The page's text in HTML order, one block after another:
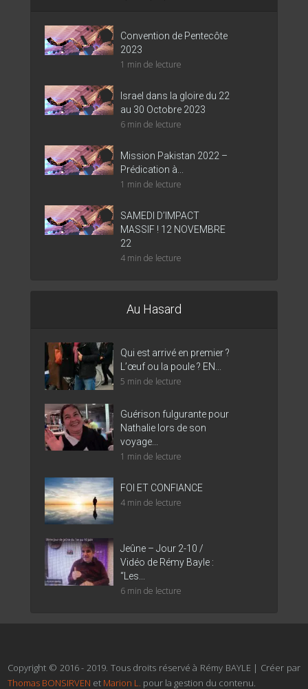
Convention de Pentecôte
2023
1 min de lecture
Israel dans la gloire du 22
au 30 Octobre 2023
6 min de lecture
Mission Pakistan 2022 –
Prédication à...
1 min de lecture
SAMEDI D’IMPACT
MASSIF ! 12 NOVEMBRE
22
4 min de lecture
Au Hasard
Qui est arrivé en premier ?
L’œuf ou la poule ? EN...
5 min de lecture
Guérison fulgurante pour
Nathalie lors de son
voyage...
1 min de lecture
FOI ET CONFIANCE
4 min de lecture
Jeûne – Jour 2-10 /
Vidéo de Rémy Bayle :
“Les...
6 min de lecture
Copyright © 2016 - 2019. Tous droits réservé à Rémy BAYLE | Créer par
Thomas BONSIRVEN et Marion L. pour la gestion du contenu.